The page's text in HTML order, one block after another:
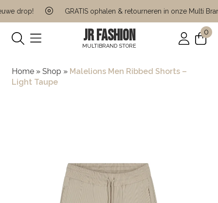
drop! GRATIS ophalen & retourneren in onze Multi
JR FASHION
MULTIBRAND STORE
0
Home » Shop » Malelions Men Ribbed Shorts –
Light Taupe